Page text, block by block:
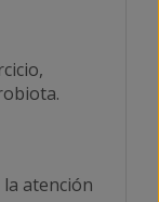
atención